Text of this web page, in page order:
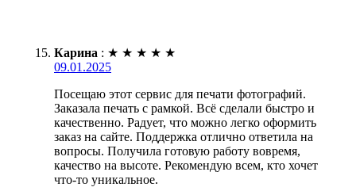
Карина : ★ ★ ★ ★ ★
09.01.2025
Посещаю этот сервис для печати фотографий.
Заказала печать с рамкой. Всё сделали быстро и
качественно. Радует, что можно легко оформить
заказ на сайте. Поддержка отлично ответила на
вопросы. Получила готовую работу вовремя,
качество на высоте. Рекомендую всем, кто хочет
что-то уникальное.